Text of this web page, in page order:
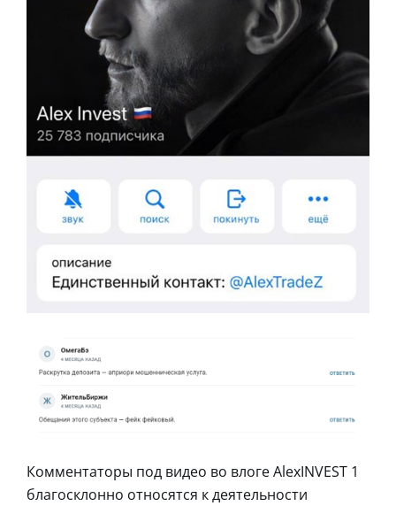
Комментаторы под видео во влоге AlexINVEST 1
благосклонно относятся к деятельности